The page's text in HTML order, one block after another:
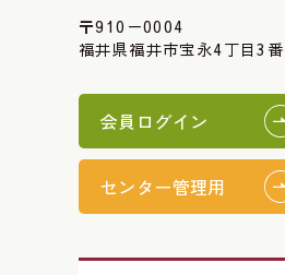
〒910－0004
福井県福井市宝永4丁目3
会員ログイン
センター管理用